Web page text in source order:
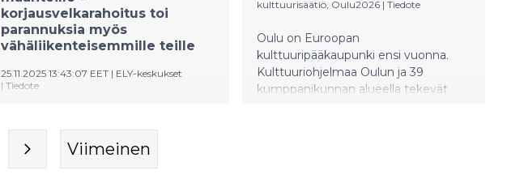
korjausvelkarahoitus toi
parannuksia myös
vähäliikenteisemmille teille
25.11.2025 13:43:07 EET | ELY-keskukset
| Tiedote
tehtyä uudelleen päällystysten lisäksi
useita rakenteen parantamiskohteita
kulttuurisäätiö, Oulu2026 | Tiedote
Oulu on Euroopan
kulttuuripääkaupunki ensi vuonna.
Kulttuuriohjelmaa Oulun ja 39
kumppanikunnan alueella tekevät
Viimeinen